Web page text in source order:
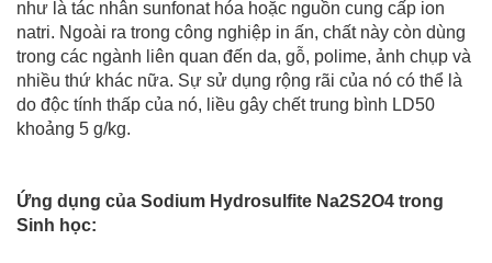
như là tác nhân sunfonat hóa hoặc nguồn cung cấp ion
natri. Ngoài ra trong công nghiệp in ấn, chất này còn dùng
trong các ngành liên quan đến da, gỗ, polime, ảnh chụp và
nhiều thứ khác nữa. Sự sử dụng rộng rãi của nó có thể là
do độc tính thấp của nó, liều gây chết trung bình LD50
khoảng 5 g/kg.
Ứng dụng của Sodium Hydrosulfite Na2S2O4 trong
Sinh học: